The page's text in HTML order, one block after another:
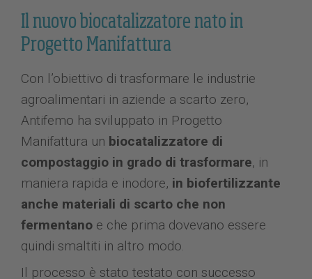
Il nuovo biocatalizzatore nato in
Progetto Manifattura
Con l’obiettivo di trasformare le industrie
agroalimentari in aziende a scarto zero,
Antifemo ha sviluppato in Progetto
Manifattura un biocatalizzatore di
compostaggio in grado di trasformare, in
maniera rapida e inodore, in biofertilizzante
anche materiali di scarto che non
fermentano e che prima dovevano essere
quindi smaltiti in altro modo.
Il processo è stato testato con successo